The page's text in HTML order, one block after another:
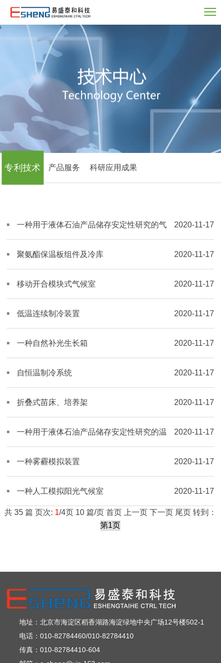
专利技术 产品服务 科研应用成果
2020-11-17
一种用于液体石油产品储存安定性研究的气
候仿真系统 2020-11-17
聚氨酯保温板组件及冷库
2020-11-17
移动开合模块式气候室
2020-11-17
低温连续制冷装置
2020-11-17
一种自然补光生长箱
2020-11-17
自恒温制冷系统
2020-11-17
折叠式苗床、培养架
2020-11-17
一种用于液体石油产品储存安定性研究的温
度调节系统 2020-11-17
一种雾霾模拟装置
2020-11-17
一种人工模拟阳光气候室
共 35 篇 页次: 1/4页 10 篇/页 首页 上一页 下一页 尾页转到：
地址：北京市海淀区稻香湖路海淀绿地中央广场12号楼502-1
电话：010-82784460/010-82784410
传真：010-82784410-604